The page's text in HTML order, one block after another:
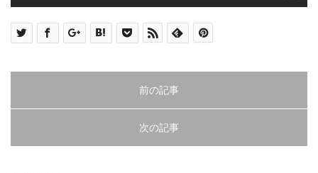
前の記事
次の記事